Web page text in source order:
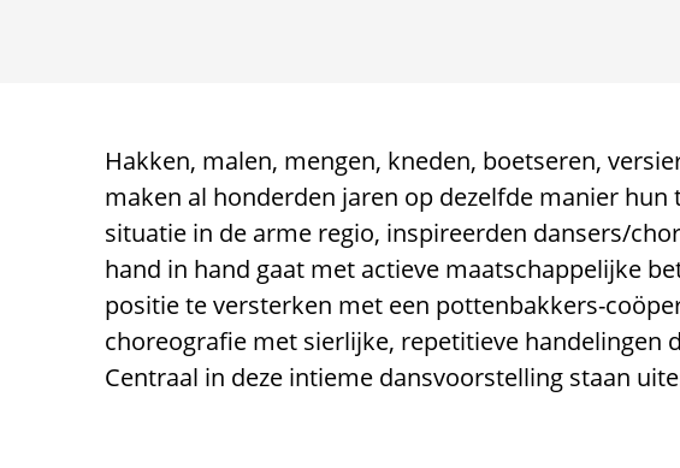
Hakken, malen, mengen, kneden, boetseren,
maken al honderden jaren op dezelfde manier
situatie in de arme regio, inspireerden dansers/
hand in hand gaat met actieve maatschappelijke
positie te versterken met een pottenbakkers-
choreografie met sierlijke, repetitieve handelingen
Centraal in deze intieme dansvoorstelling staan